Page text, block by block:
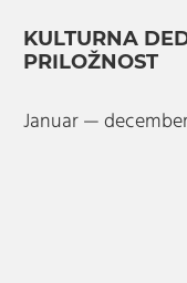
KULTURNA
PRILOŽNOST
Januar —